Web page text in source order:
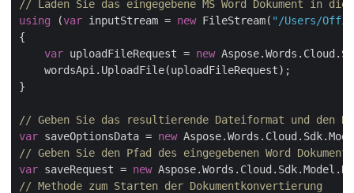
// Laden Sie das eingegebene MS Word Dokument in
using (var inputStream = new FileStream( "/Users/
{
var uploadFileRequest = new
    wordsApi.UploadFile(uploadFileRequest);
}
// Geben Sie das resultierende Dateiformat und den
var saveOptionsData = new
// Geben Sie den Pfad des eingegebenen Word
var saveRequest = new
// Methode zum Starten der Dokumentkonvertierung